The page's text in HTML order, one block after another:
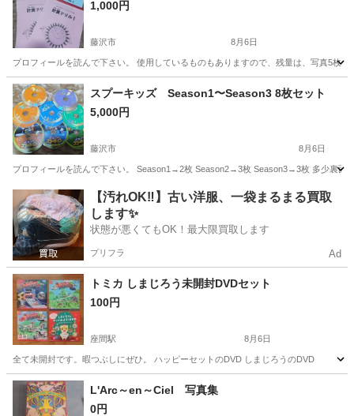
1,000円
藤沢市 8月6日
プロフィールを読んで下さい。 使用しているものもありますので、残量は、写真5枚目
神奈川 藤沢市 参考書 計算ドリル
スプーキッズ Season1〜Season3 8枚セット
5,000円
藤沢市 8月6日
プロフィールを読んで下さい。 Season1→2枚 Season2→3枚 Season3→3枚 多少裏面
神奈川 藤沢市 DVD/ブルーレイ プレイヤー
【汚れOK‼️】古い洋服、一袋まるまる買取
します✨
状態が悪くてもOK！最大限買取します
プリフラ Ad
トミカ しまじろう未開封DVDセット
100円
座間駅 8月6日
全て未開封です。暇つぶしにぜひ。 ハッピーセットのDVD しまじろうのDVD
神奈川 座間市 しまじろう
L'Arc～en～Ciel 写真集
0円